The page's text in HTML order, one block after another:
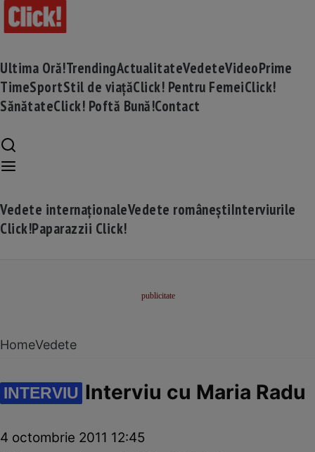
Ultima Oră!TrendingActualitateVedeteVideoPrime
TimeSportStil de viațăClick! Pentru FemeiClick!
SănătateClick! Poftă Bună!Contact
Vedete internaționaleVedete româneștiInterviurile
Click!Paparazzii Click!
HomeVedete
INTERVIU Interviu cu Maria Radu
4 octombrie 2011 12:45